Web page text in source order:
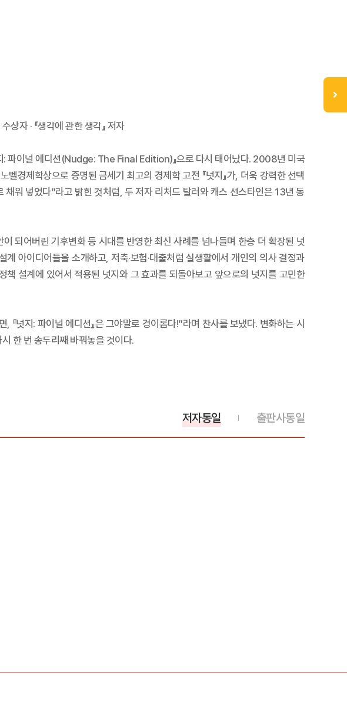
상자 · 『생각에 관한 생각』 저자
지: 파이널 에디션(Nudge: The Final Edition)』으로 다시 태어났다. 2008년 미국
경제학상으로 증명된 금세기 최고의 경제학 고전 『넛지』가, 더욱 강력한 선택
워 넣었다”라고 밝힌 것처럼, 두 저자 리처드 탈러와 캐스 선스타인은 13년 동
되어버린 기후변화 등 시대를 반영한 최신 사례를 넘나들며 한층 더 확장된 넛
아이디어들을 소개하고, 저축·보험·대출처럼 실생활에서 개인의 의사 결정과
설계에 있어서 적용된 넛지와 그 효과를 되돌아보고 앞으로의 넛지를 고민한
넛지: 파이널 에디션』은 그야말로 경이롭다!”라며 찬사를 보냈다. 변화하는 시
한 번 송두리째 바꿔놓을 것이다.
출판사동일
저자동일